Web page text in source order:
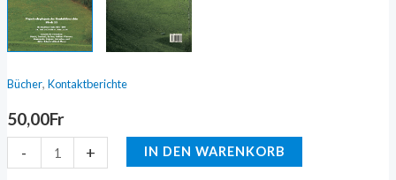
Bücher, Kontaktberichte
50,00Fr
- + IN DEN WARENKORB